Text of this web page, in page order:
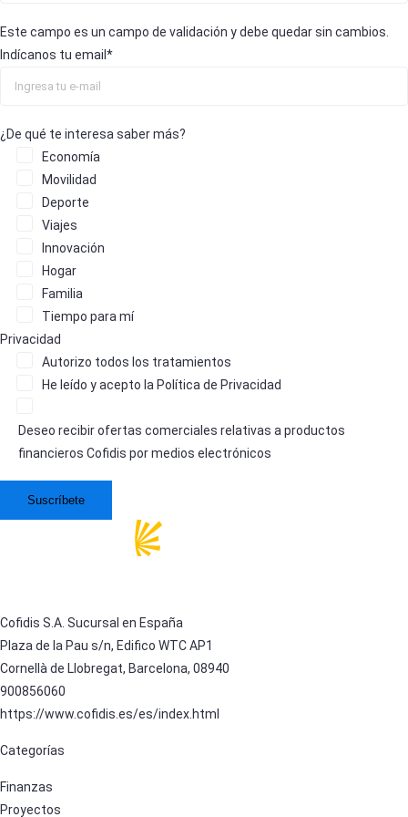
Este campo es un campo de validación y debe quedar sin cambios.
Indícanos tu email *
¿De qué te interesa saber más?
Economía
Movilidad
Deporte
Viajes
Innovación
Hogar
Familia
Tiempo para mí
Privacidad
Autorizo todos los tratamientos
He leído y acepto la Política de Privacidad
Deseo recibir ofertas comerciales relativas a productos
financieros Cofidis por medios electrónicos
Cofidis S.A. Sucursal en España
Plaza de la Pau s/n, Edifico WTC AP1
Cornellà de Llobregat, Barcelona, 08940
900856060
https://www.cofidis.es/es/index.html
Categorías
Finanzas
Proyectos